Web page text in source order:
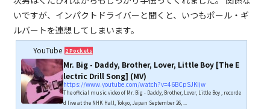
いですが、インパクトドライバーと聞くと、いつもポール・ギ
ルバートを連想してしまいます。
YouTube 2 Pockets
Mr. Big - Daddy, Brother, Lover, Little Boy [The E
lectric Drill Song] (MV)
https://www.youtube.com/watch?v=46BCpSJKIjw
The official music video of Mr. Big - Daddy, Brother, Lover, Little Boy , recorde
d live at the NHK Hall, Tokyo, Japan September 26, ...